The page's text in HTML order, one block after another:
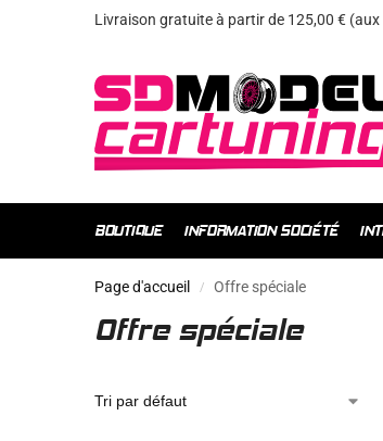
Livraison gratuite à partir de 125,00 €
BOUTIQUE INFORMATION SOCIÉTÉ
Page d'accueil / Offre spéciale
Offre spéciale